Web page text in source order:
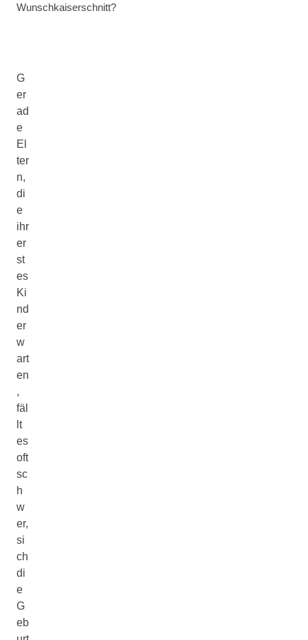
Wunschkaiserschnitt?
G
er
ad
e
El
ter
n,
di
e
ihr
er
st
es
Ki
nd
er
w
art
en
,
fäl
lt
es
oft
sc
h
w
er,
si
ch
di
e
G
eb